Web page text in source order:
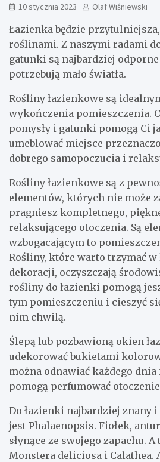
10 stycznia 2023 Olaf Wiśniewski
Łazienka będzie
roślinami. Z naszymi radami
gatunki są najbardziej
potrzebują mało światła.
Rośliny łazienkowe są
wykończenia pomieszczenia.
pomysły i gatunki pomogą Ci
umeblować miejsce
dobrego samopoczucia i
Rośliny łazienkowe są z
elementów, których nie może
pragniesz kompletnego,
relaksującego otoczenia. Są
wzbogacającym to
Rośliny, które warto trzymać w
dekoracji, oczyszczają
rośliny do łazienki pomogą
tym pomieszczeniu i cieszyć
nim chwilą.
Ślepą lub pozbawioną okien
udekorować bukietami
można odnawiać każdego
pomogą perfumować
Do łazienki najbardziej znany
jest Phalaenopsis. Fiołek,
słynące ze swojego zapachu. A
Monstera deliciosa i Calathea.